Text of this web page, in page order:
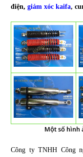
điện, giảm xóc kaifa,
Một số hình
Công ty TNHH Công